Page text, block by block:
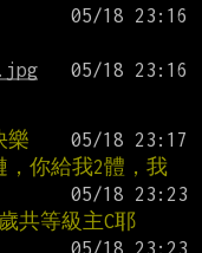
樂
你給我2體，我
共等級主C耶